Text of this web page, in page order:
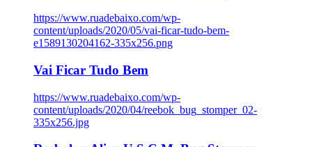
https://www.ruadebaixo.com/wp-
content/uploads/2020/05/vai-ficar-tudo-bem-
e1589130204162-335x256.png
Vai Ficar Tudo Bem
https://www.ruadebaixo.com/wp-
content/uploads/2020/04/reebok_bug_stomper_02-
335x256.jpg